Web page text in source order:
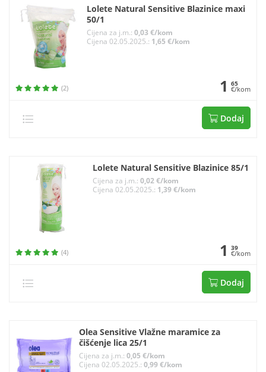
Lolete Natural Sensitive Blazinice maxi
50/1
Cijena za j.m.:0,03 €/kom
Cijena 02.05.2025.: 1,65 €/kom
(2) 1 65
€/kom
Dodaj
Lolete Natural Sensitive Blazinice 85/1
Cijena za j.m.: 0,02 €/kom
Cijena 02.05.2025.: 1,39 €/kom
(4) 1 39
€/kom
Dodaj
Olea Sensitive Vlažne maramice za
čišćenje lica 25/1
Cijena za j.m.:0,05 €/kom
Cijena 02.05.2025.:0,99 €/kom